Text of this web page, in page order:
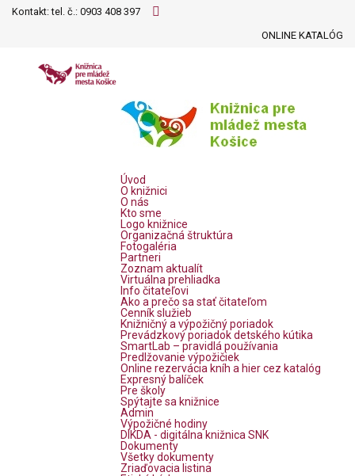
Kontakt: tel. č.: 0903 408 397
ONLINE KATALÓG
Úvod
O knižnici
O nás
Kto sme
Logo knižnice
Organizačná štruktúra
Fotogaléria
Partneri
Zoznam aktualít
Virtuálna prehliadka
Info čitateľovi
Ako a prečo sa stať čitateľom
Cenník služieb
Knižničný a výpožičný poriadok
Prevádzkový poriadok detského kútika
SmartLab – pravidlá používania
Predlžovanie výpožičiek
Online rezervácia kníh a hier cez katalóg
Expresný balíček
Pre školy
Spýtajte sa knižnice
Admin
Výpožičné hodiny
DIKDA - digitálna knižnica SNK
Dokumenty
Všetky dokumenty
Zriaďovacia listina